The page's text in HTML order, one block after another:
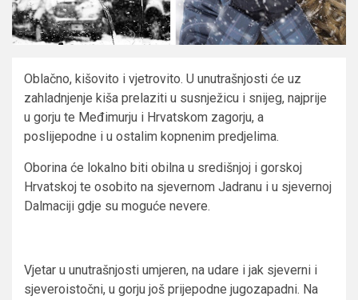
Oblačno, kišovito i vjetrovito. U unutrašnjosti će uz
zahladnjenje kiša prelaziti u susnježicu i snijeg, najprije
u gorju te Međimurju i Hrvatskom zagorju, a
poslijepodne i u ostalim kopnenim predjelima.
Oborina će lokalno biti obilna u središnjoj i gorskoj
Hrvatskoj te osobito na sjevernom Jadranu i u sjevernoj
Dalmaciji gdje su moguće nevere.
Vjetar u unutrašnjosti umjeren, na udare i jak sjeverni i
sjeveroistočni, u gorju još prijepodne jugozapadni. Na